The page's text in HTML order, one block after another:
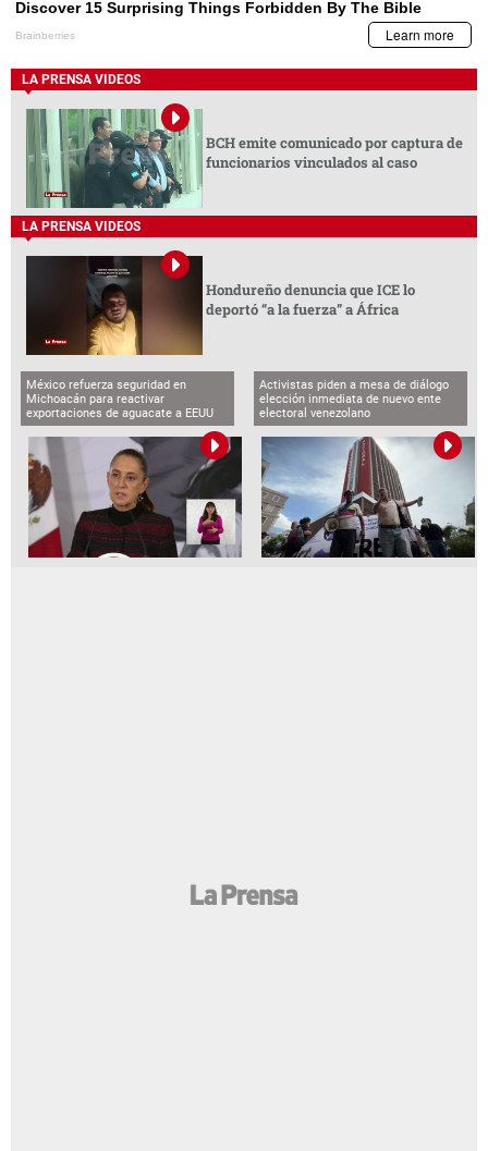
LA PRENSA VIDEOS
BCH emite comunicado por captura de
funcionarios vinculados al caso
LA PRENSA VIDEOS
Hondureño denuncia que ICE lo
deportó “a la fuerza” a África
México refuerza seguridad en
Michoacán para reactivar
exportaciones de aguacate a EEUU
Activistas piden a mesa de diálogo
elección inmediata de nuevo ente
electoral venezolano